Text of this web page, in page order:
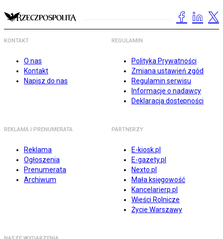
KONTAKT
O nas
Kontakt
Napisz do nas
REGULAMIN
Polityka Prywatności
Zmiana ustawień zgód
Regulamin serwisu
Informacje o nadawcy
Deklaracja dostępności
REKLAMA I PRENUMERATA
Reklama
Ogłoszenia
Prenumerata
Archiwum
PARTNERZY
E-kiosk.pl
E-gazety.pl
Nexto.pl
Mała księgowość
Kancelarierp.pl
Wieści Rolnicze
Życie Warszawy